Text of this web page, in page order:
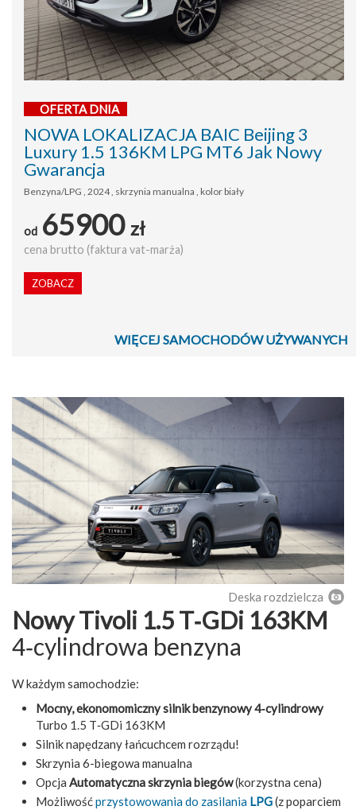
OFERTA DNIA
NOWA LOKALIZACJA BAIC Beijing 3
Luxury 1.5 136KM LPG MT6 Jak Nowy
Gwarancja
Benzyna/LPG , 2024 , skrzynia manualna , kolor biały
od 65900 zł
cena brutto (faktura vat-marża)
ZOBACZ
WIĘCEJ SAMOCHODÓW UŻYWANYCH
Deska rozdzielcza
Nowy Tivoli 1.5 T‑GDi 163KM
4‑cylindrowa benzyna
W każdym samochodzie:
Mocny, ekonomomiczny silnik benzynowy 4‑cylindrowy
Turbo 1.5 T‑GDi 163KM
Silnik napędzany łańcuchcem rozrządu!
Skrzynia 6-biegowa manualna
Opcja Automatyczna skrzynia biegów(korzystna cena)
Możliwośćprzystowowania do zasilania LPG(z poparciem